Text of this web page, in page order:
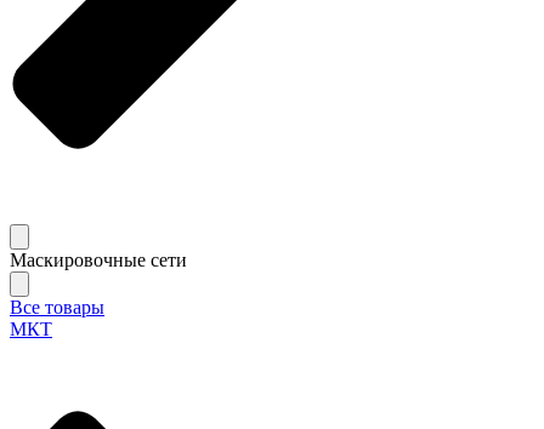
Маскировочные сети
Все товары
МКТ